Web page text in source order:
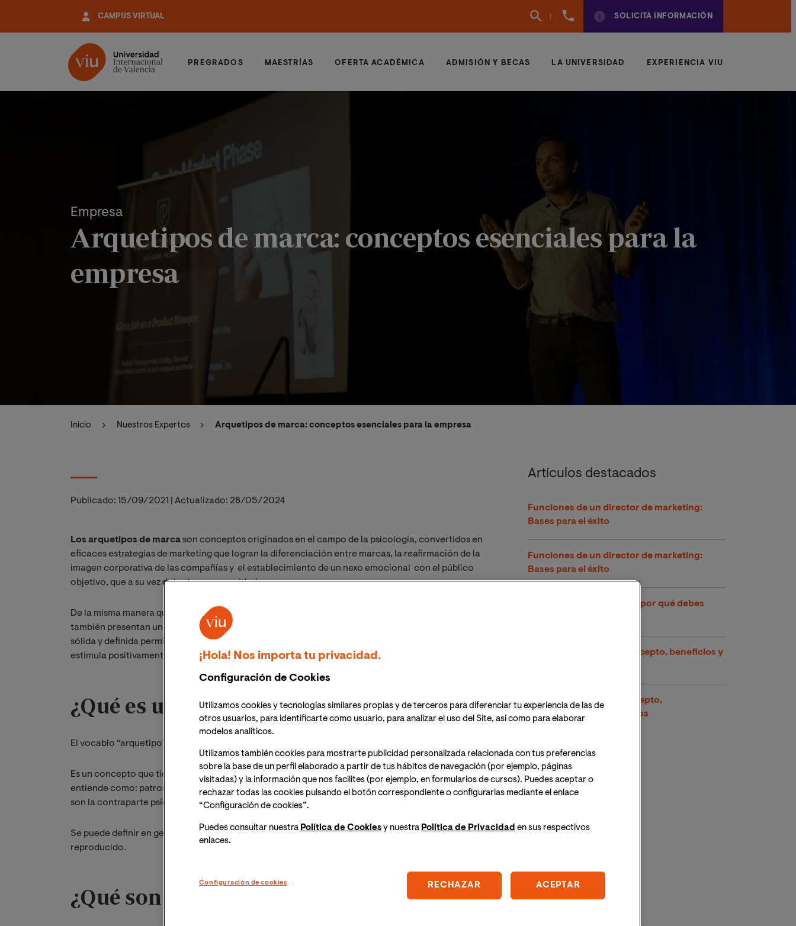
contenido
CAMPUS VIRTUAL
(+57)
SOLICITA INFORMACIÓN
PREGRADOS MAESTRÍAS OFERTA ACADÉMICA ADMISIÓN Y BECAS LA UNIVERSIDAD EXPERIENCIA VIU
Empresa
Arquetipos de marca: conceptos esenciales para la
empresa
Inicio Nuestros Expertos Arquetipos de marca: conceptos esenciales para la empresa
Publicado: 15/09/2021 Actualizado: 28/05/2024
Los arquetipos de marcason conceptos originados en el campo de la psicología, convertidos en
eficaces estrategias de marketing que logran la diferenciación entre marcas, la reafirmación de la
imagen corporativa de las compañías y el establecimiento de un nexo emocional con el público
objetivo, que a su vez detecta sus necesidades.
De la misma manera que los seres humanos presentan valores que los identifican, las organizaciones
también presentan un conjunto de rasgos y valores que las caracterizan. Una imagen corporativa
sólida y definida permite a las organizaciones incrementar la confianza de los clientes en la marca y
estimula positivamente la decisión de compra.
¿Qué es un arquetipo?
El vocablo “arquetipo” proviene del griego: Archein=original y Typo=estándar.
Es un concepto que tiene como su precursor al psicólogo y ensayista suizo Carl Jung que los
entiende como: patrones e imágenes arcaicas universales que derivan de lo inconsciente colectivo y
son la contraparte psíquica del instinto.
Se puede definir en general como un molde o patrón emocional o de conducta, que amerita ser
reproducido.
¿Qué son los arquetipos de marca?
Artículos destacados
Funciones de un director de marketing:
Bases para el éxito
Funciones de un director de marketing:
Bases para el éxito
Mercadotecnia ¿Qué es y por qué debes
Customer centricity: concepto, beneficios y
Blended marketing: concepto,
funcionamiento y ejemplos
¡Hola! Nos importa tu privacidad.
Configuración de Cookies
Utilizamos cookies y tecnologías similares propias y de terceros para diferenciar tu experiencia de las de
otros usuarios, para identificarte como usuario, para analizar el uso del Site, así como para elaborar
modelos analíticos.
Utilizamos también cookies para mostrarte publicidad personalizada relacionada con tus preferencias
sobre la base de un perfil elaborado a partir de tus hábitos de navegación (por ejemplo, páginas
visitadas) y la información que nos facilites (por ejemplo, en formularios de cursos). Puedes aceptar o
rechazar todas las cookies pulsando el botón correspondiente o configurarlas mediante el enlace
“Configuración de cookies”.
Puedes consultar nuestra Política de Cookiesy nuestra Política de Privacidad en sus respectivos
enlaces.
Configuración de cookies RECHAZAR ACEPTAR